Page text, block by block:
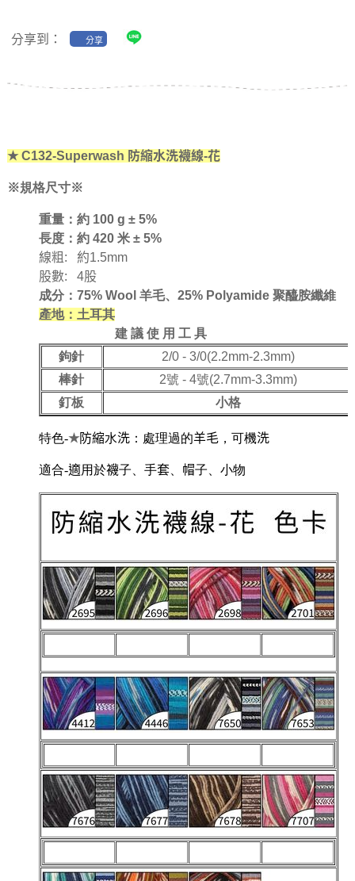
分享到： 分享
★C132-Superwash 防縮水洗襪線-花
※規格尺寸※
重量：約 100 g ± 5%
長度：約 420 米 ± 5%
線粗: 約1.5mm
股數: 4股
成分：75% Wool 羊毛、25% Polyamide 聚醯胺纖維
產地：土耳其
建 議 使 用 工 具
鉤針
2/0 - 3/0(2.2mm-2.3mm)
棒針
2號 - 4號(2.7mm-3.3mm)
釘板
小格
特色-★防縮水洗：處理過的羊毛，可機洗
適合-適用於襪子、手套、帽子、小物